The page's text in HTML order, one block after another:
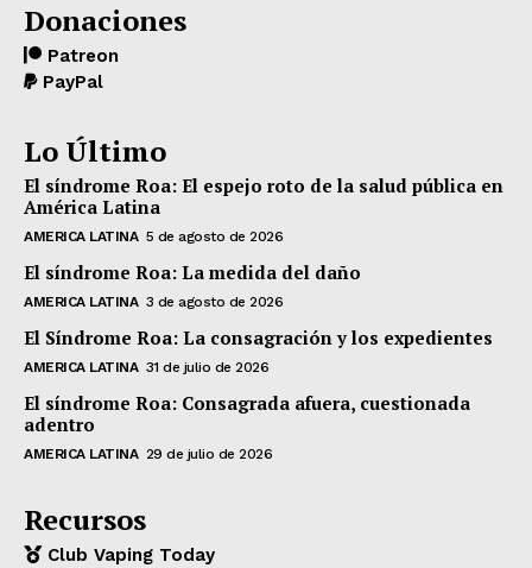
Donaciones
Patreon
PayPal
Lo Último
El síndrome Roa: El espejo roto de la salud pública en
América Latina
AMERICA LATINA 5 de agosto de 2026
El síndrome Roa: La medida del daño
AMERICA LATINA 3 de agosto de 2026
El Síndrome Roa: La consagración y los expedientes
AMERICA LATINA 31 de julio de 2026
El síndrome Roa: Consagrada afuera, cuestionada
adentro
AMERICA LATINA 29 de julio de 2026
Recursos
Club Vaping Today